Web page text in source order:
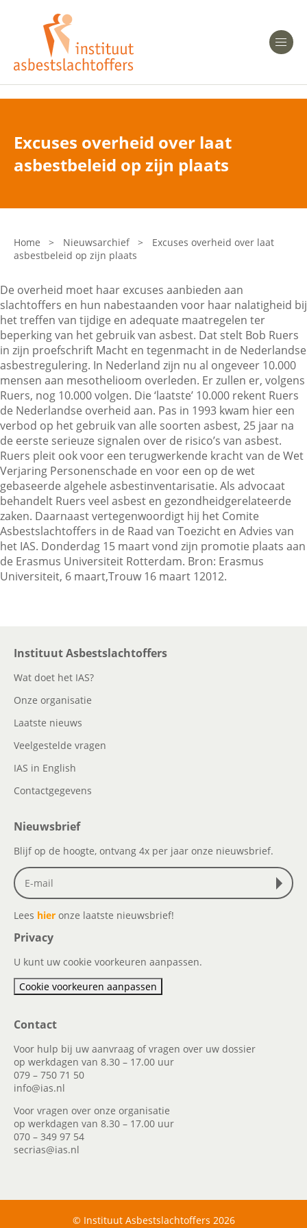
Heeft u Mesothelioom?
Heeft u Asbestose?
Bent u arts?
Asbest en Gezondheid
Laatste nieuws
Onze organisatie
Veelgestelde vragen
Contactgegevens
Zoeken
Excuses overheid over laat
asbestbeleid op zijn plaats
Home > Nieuwsarchief >
Excuses overheid over laat
asbestbeleid op zijn plaats
De overheid moet haar excuses aanbieden aan
slachtoffers en hun nabestaanden voor haar nalatigheid bij
het treffen van tijdige en adequate maatregelen ter
beperking van het gebruik van asbest. Dat stelt Bob Ruers
in zijn proefschrift Macht en tegenmacht in de Nederlandse
asbestregulering. In Nederland zijn nu al ongeveer 10.000
mensen aan mesothelioom overleden. Er zullen er, volgens
Ruers, nog 10.000 volgen. Die ‘laatste’ 10.000 rekent Ruers
de Nederlandse overheid aan. Pas in 1993 kwam hier een
verbod op het gebruik van alle soorten asbest, 25 jaar na
de eerste serieuze signalen over de risico’s van asbest.
Ruers pleit ook voor een terugwerkende kracht van de Wet
Verjaring Personenschade en voor een op de wet
gebaseerde algehele asbestinventarisatie. Als advocaat
behandelt Ruers veel asbest en gezondheidgerelateerde
zaken. Daarnaast vertegenwoordigt hij het Comite
Asbestslachtoffers in de Raad van Toezicht en Advies van
het IAS. Donderdag 15 maart vond zijn promotie plaats aan
de Erasmus Universiteit Rotterdam. Bron: Erasmus
Universiteit, 6 maart,Trouw 16 maart 12012.
Instituut Asbestslachtoffers
Wat doet het IAS?
Onze organisatie
Laatste nieuws
Veelgestelde vragen
IAS in English
Contactgegevens
Nieuwsbrief
Blijf op de hoogte, ontvang 4x per jaar onze nieuwsbrief.
Lees hier onze laatste nieuwsbrief!
Privacy
U kunt uw cookie voorkeuren aanpassen.
Cookie voorkeuren aanpassen
Contact
Voor hulp bij uw aanvraag of vragen over uw dossier
op werkdagen van 8.30 – 17.00 uur
079 – 750 71 50
info@ias.nl
Voor vragen over onze organisatie
op werkdagen van 8.30 – 17.00 uur
070 – 349 97 54
secrias@ias.nl
© Instituut Asbestslachtoffers 2026